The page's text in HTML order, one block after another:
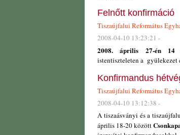
Felnőtt konfirmáció
Tiszaújfalui Református
2008-04-10 13:23:21 -
2008. április 27-én 14
istentiszteleten a
Konfirmandus
Tiszaújfalui Református
2008-04-10 13:12:38 -
A tiszaásványi és a
április 18-20 között